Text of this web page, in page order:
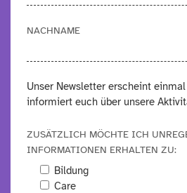
NACHNAME
Unser Newsletter erscheint
informiert euch über unsere
ZUSÄTZLICH MÖCHTE ICH
NFORMATIONEN ERHALTEN ZU:
Bildung
Care